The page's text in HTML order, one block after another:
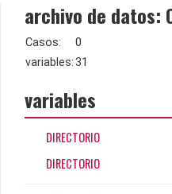
archivo de datos:
Casos:
0
variables:31
variables
DIRECTORIO
DIRECTORIO